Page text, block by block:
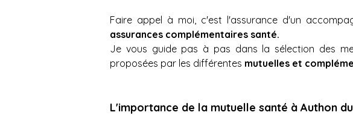
Faire appel à moi, c'est l'assurance d'un
assurances complémentaires santé.
Je vous guide pas à pas dans la sélection des
proposées par les différentes mutuelles et
L'importance de la mutuelle santé à Authon